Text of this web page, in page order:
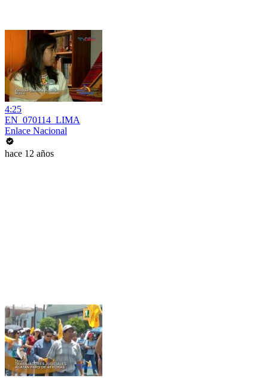
4:25
EN_070114_LIMA
Enlace Nacional
hace 12 años